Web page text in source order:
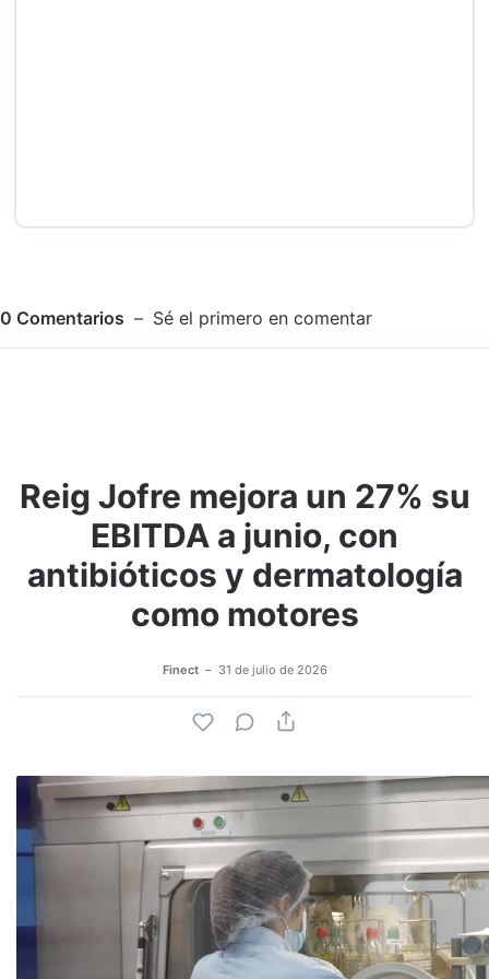
0 Comentarios Sé el primero en comentar
Adjuntar imagen Comentar
Reig Jofre mejora un 27% su
EBITDA a junio, con
antibióticos y dermatología
como motores
Finect 31 de julio de 2026